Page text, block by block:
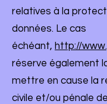
relatives à la
données. Le cas
échéant, http://
réserve également
mettre en cause la
civile et/ou pénale